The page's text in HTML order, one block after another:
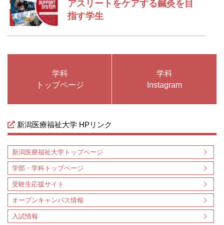
アスリートをケアする鍼灸を目
指す学生
学科
トップページ
学科
Instagram
新潟医療福祉大学 HPリンク
新潟医療福祉大学トップページ
学部・学科トップページ
受験生応援サイト
オープンキャンパス情報
入試情報